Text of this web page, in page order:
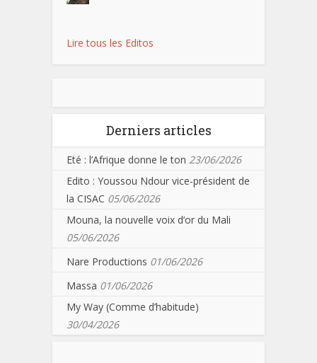
Lire tous les Editos
Derniers articles
Eté : l’Afrique donne le ton 23/06/2026
Edito : Youssou Ndour vice-président de
la CISAC 05/06/2026
Mouna, la nouvelle voix d’or du Mali
05/06/2026
Nare Productions 01/06/2026
Massa 01/06/2026
My Way (Comme d’habitude)
30/04/2026